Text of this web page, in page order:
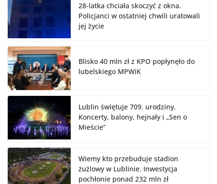
28-latka chciała skoczyć z okna.
Policjanci w ostatniej chwili uratowali
jej życie
Blisko 40 mln zł z KPO popłynęło do
lubelskiego MPWiK
Lublin świętuje 709. urodziny.
Koncerty, balony, hejnały i „Sen o
Mieście”
Wiemy kto przebuduje stadion
żużlowy w Lublinie. Inwestycja
pochłonie ponad 232 mln zł